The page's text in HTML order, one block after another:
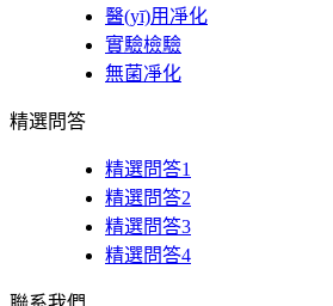
醫(yī)用凈化
實驗檢驗
無菌凈化
精選問答
精選問答1
精選問答2
精選問答3
精選問答4